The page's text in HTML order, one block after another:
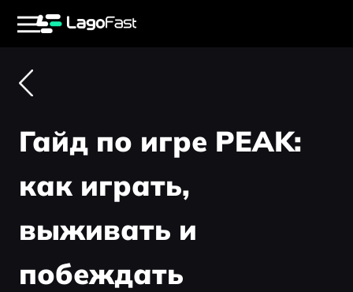
Гайд по игре PEAK:
как играть,
выживать и
побеждать